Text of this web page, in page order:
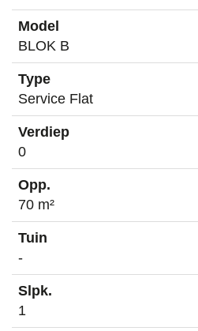
BLOK B
Service Flat
0
70 m²
-
1